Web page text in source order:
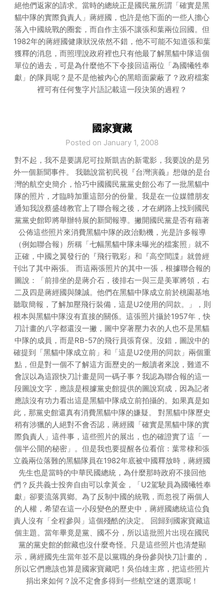
絕他們返家的請求。當時的總統正是國民黨所謂「確實是黑
貓中隊的實際負責人」蔣經國，也許是他下面的一些人擔心
落入中國統戰的圈套，而自作主張不讓張和葉兩位回國。但
1982年的蔣經國健康狀況依然不錯，他不可能不知道張和葉
獲釋的消息，而照理說政府裡也只有他最了解黑貓中隊這個
單位的過去，可是為什麼他不下令接回這兩位「為國犧牲奉
獻」的隊員呢？是不是他被內心的黑暗面蒙蔽了？政府檔案
裡可有任何隻字片語記載這一段決策的過程？
國家寶藏
Posted on January 1, 2008
對不起，我不是要講尼可拉斯凱吉的新電影，我要說的是另
外一個新聞事件。 我聽說當初民視『台灣演義』想做的是台
灣的航空史簡介，恰巧中國國民黨黨史館公布了一批黑貓中
隊的照片，才臨時加重這部分的份量。我是在一位媒體朋友
通知我說蔡盛雄教官上了聯合報之後，才在網路上找到國民
黨黨史館即將舉辦特展的新聞報導。撇開國民黨是否有藉著
公佈這些照片來消費黑貓中隊的政治動機，光是許多報導
（例如聯合報）所稱「七幅黑貓中隊未曝光的檔案照」就不
正確，中國之翼發行的『飛行戰彩』和『高空間諜』就曾經
刊出了其中兩張。 而這兩張照片的其中一張，根據聯合報的
圖說：「前排坐的是蔣介石，後排右一與三是美軍將領，右
二及四是蔣經國與陳誠。他們在黑貓中隊成立前於桃園基地
聽取簡報，了解加壓飛行裝備，這是U2使用的同款。」，則
根本與黑貓中隊沒有直接的關係。這張照片攝於1957年，快
刀計畫的八字都還沒一撇，圖中穿著壓力衣的人也不是黑貓
中隊的成員，而是RB-57的飛行員張育保。沒錯，圖說中的
確提到「黑貓中隊成立前」和「這是U2使用的同款」兩個重
點，但是對一個不了解這方面歷史的一般讀者來說，難道不
會誤以為這跟快刀計畫是同一碼子事？我認為聯合報的這一
段圖說文字，應該是根據黨史館提供的圖說寫成，因為記者
應該沒有功力看出這是黑貓中隊成立前拍攝的。如果真是如
此，那黨史館還真有消費黑貓中隊的嫌疑。 對黑貓中隊歷史
稍有涉獵的人絕對不會否認，蔣經國「確實是黑貓中隊的實
際負責人」這件事，這些照片的展出，也的確證實了這「一
個半公開的秘密」。但是我也要提醒各位看倌：葉常棣和張
立義兩位落難的黑貓隊員在1982年底被中國釋放時，蔣經國
先生也是當時的中華民國總統，為什麼那時政府不接回他
們？反共義士投奔自由可以拿黃金，「U2駕駛員為國犧牲奉
獻」卻要流落異鄉。為了反制中國的統戰，而忽視了兩個人
的人權，希望在這一小段變色的歷史中，蔣經國總統這位負
責人沒有「全程參與」這個殘酷的決定。 回歸到國家寶藏這
個主題。當年畢竟是黨、國不分，所以這批照片出現在國民
黨的黨史館的館藏也沒什麼奇怪。只是這些照片也清楚顯
示，蔣經國先生當年並不是以黨職的身份參與快刀計畫的，
所以它們應該也算是國家寶藏吧！吳伯雄主席，把這些照片
捐出來如何？說不定會多得到一些航空迷的選票呢！